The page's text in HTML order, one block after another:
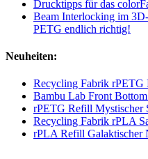
Drucktipps für das
Beam Interlocking im
PETG endlich richtig!
Neuheiten:
Recycling Fabrik rPETG
Bambu Lab Front
rPETG Refill Mystischer
Recycling Fabrik rPLA
rPLA Refill Galaktischer